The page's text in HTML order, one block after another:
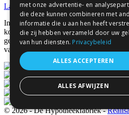
Laatste nieuws Recordaantal
In het tweede kwartaal van 2026 is een
koop gezet. Via NVM-Makelaars. Het
gezette woningen is nog veel hoger
van NVM. Kopers [...]
© 2026 - De Hypotheekfabriek -
met onze advertentie- en
die deze kunnen combineren met
informatie die u aan hen heeft
die zij hebben verzameld door uw
van hun diensten. Privacybeleid
ALLES ACCEPTEREN
ALLES AFWIJZEN